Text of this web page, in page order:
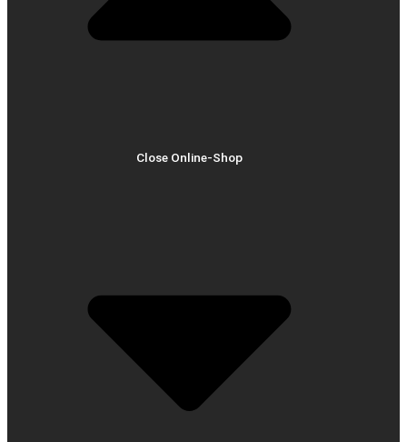
Close Online-Shop